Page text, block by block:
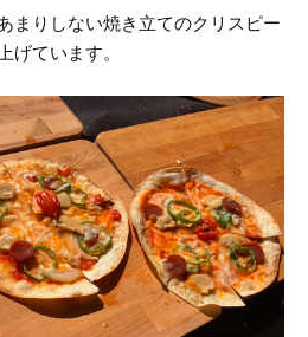
まりしない焼き立てのクリスピー
げています。